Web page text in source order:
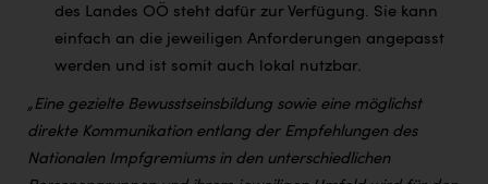
des Landes OÖ steht dafür zur Verfügung. Sie kann
einfach an die jeweiligen Anforderungen angepasst
werden und ist somit auch lokal nutzbar.
„Eine gezielte Bewusstseinsbildung sowie eine möglichst
direkte Kommunikation entlang der Empfehlungen des
Nationalen Impfgremiums in den unterschiedlichen